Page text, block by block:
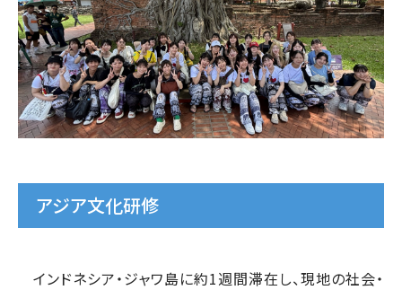
アジア文化研修
インドネシア・ジャワ島に約1週間滞在し、現地の社会・